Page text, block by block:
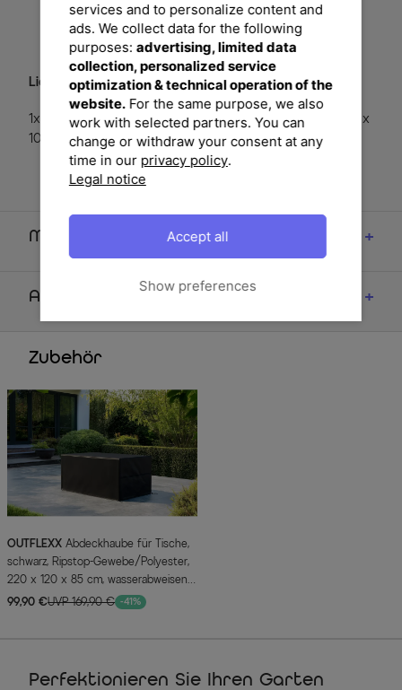
Möglichkeit, sich Ihre Terrasseneinrichtung nach Ihren
Vorstellungen zusammenzustellen.
Lieferumfang:
1x Esstisch, Edelstahl/recyceltes FSC®-Teakholz, ca. 220 x
100 x 76 cm
Maße
Artikelmerkmale & Materialien
Zubehör
OUTFLEXX
schwarz, Ripstop-Gewebe/Polyester,
220 x 120 x 85 cm, wasserabweisend,
UV-Schutz
99,90 €UVP 169,90 € -41%
Perfektionieren Sie Ihren Garten
services and to personalize content and
ads. We collect data for the following
purposes: advertising, limited data
collection, personalized service
optimization & technical operation of the
website.For the same purpose, we also
work with selected partners. You can
change or withdraw your consent at any
time in our privacy policy.
Legal notice
Show preferences
Accept all